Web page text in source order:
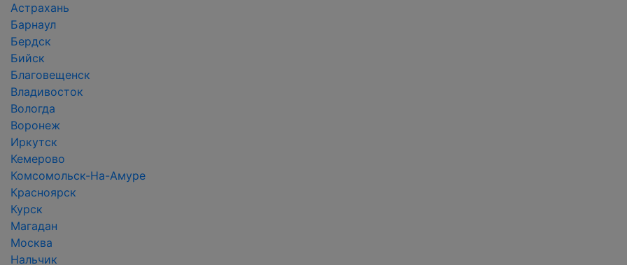
Астрахань
Барнаул
Бердск
Бийск
Благовещенск
Владивосток
Вологда
Воронеж
Иркутск
Кемерово
Комсомольск-На-Амуре
Красноярск
Курск
Магадан
Москва
Нальчик